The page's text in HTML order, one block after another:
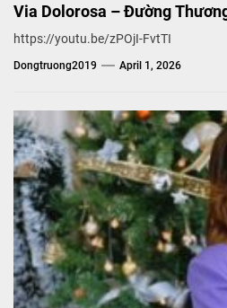
Via Dolorosa – Đường
https://youtu.be/zPOjI-FvtTI
Dongtruong2019 April 1, 2026